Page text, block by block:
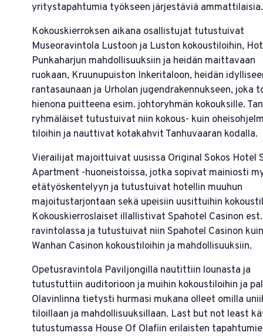
yritystapahtumia työkseen järjestäviä ammattilaisia.
Kokouskierroksen aikana osallistujat tutustuivat
Museoravintola Lustoon ja Luston kokoustiloihin,
Punkaharjun mahdollisuuksiin ja heidän maittavaan
ruokaan, Kruunupuiston Inkeritaloon, heidän
rantasaunaan ja Urholan jugendrakennukseen, joka
hienona puitteena esim. johtoryhmän kokouksille.
ryhmäläiset tutustuivat niin kokous- kuin
tiloihin ja nauttivat kotakahvit Tanhuvaaran kodalla.
Vierailijat majoittuivat uusissa Original Sokos Hotel
Apartment -huoneistoissa, jotka sopivat mainiosti
etätyöskentelyyn ja tutustuivat hotellin muuhun
majoitustarjontaan sekä upeisiin uusittuihin
Kokouskierroslaiset illallistivat Spahotel Casinon
ravintolassa ja tutustuivat niin Spahotel Casinon kuin
Wanhan Casinon kokoustiloihin ja mahdollisuuksiin.
Opetusravintola Paviljongilla nautittiin lounasta ja
tutustuttiin auditorioon ja muihin kokoustiloihin ja
Olavinlinna tietysti hurmasi mukana olleet omilla
tiloillaan ja mahdollisuuksillaan. Last but not least
tutustumassa House Of Olafiin erilaisten